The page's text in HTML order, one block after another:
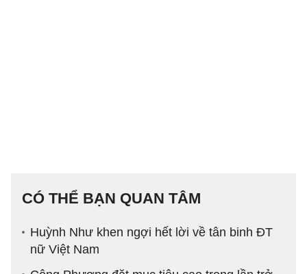
CÓ THỂ BẠN QUAN TÂM
Huỳnh Như khen ngợi hết lời về tân binh ĐT
nữ Việt Nam